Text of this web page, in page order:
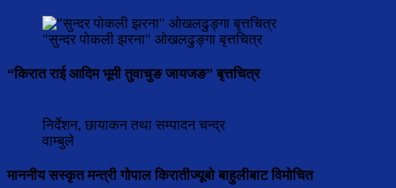
"सुन्दर पोकली झरना" ओखलढुङ्गा बृत्तचित्र
“किरात राई आदिम भूमी तुवाचुङ जायजङ” बृत्तचित्र
निर्देशन, छायाकन तथा सम्पादन चन्द्र
वाम्बुले
माननीय सस्कृत मन्त्री गोपाल किरातीज्यूबो बाहुलीबाट विमोचित